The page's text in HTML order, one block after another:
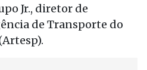
Jr., diretor de
de Transporte do